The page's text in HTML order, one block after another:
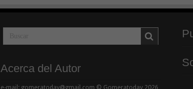
Acerca del Autor
e-mail: gomeratoday@gmail.com © Gomeratoday 2026